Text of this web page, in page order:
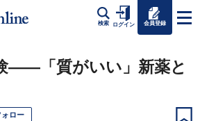
検索 ログイン 会員登録
――「質がいい」新薬と
ォロー